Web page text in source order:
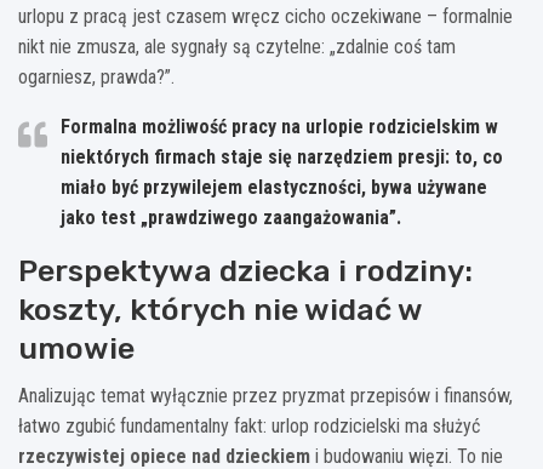
urlopu z pracą jest czasem wręcz cicho oczekiwane – formalnie
nikt nie zmusza, ale sygnały są czytelne: „zdalnie coś tam
ogarniesz, prawda?”.
Formalna możliwość pracy na urlopie rodzicielskim w
niektórych firmach staje się narzędziem presji: to, co
miało być przywilejem elastyczności, bywa używane
jako test „prawdziwego zaangażowania”.
Perspektywa dziecka i rodziny:
koszty, których nie widać w
umowie
Analizując temat wyłącznie przez pryzmat przepisów i finansów,
łatwo zgubić fundamentalny fakt: urlop rodzicielski ma służyć
rzeczywistej opiece nad dzieckiem i budowaniu więzi. To nie